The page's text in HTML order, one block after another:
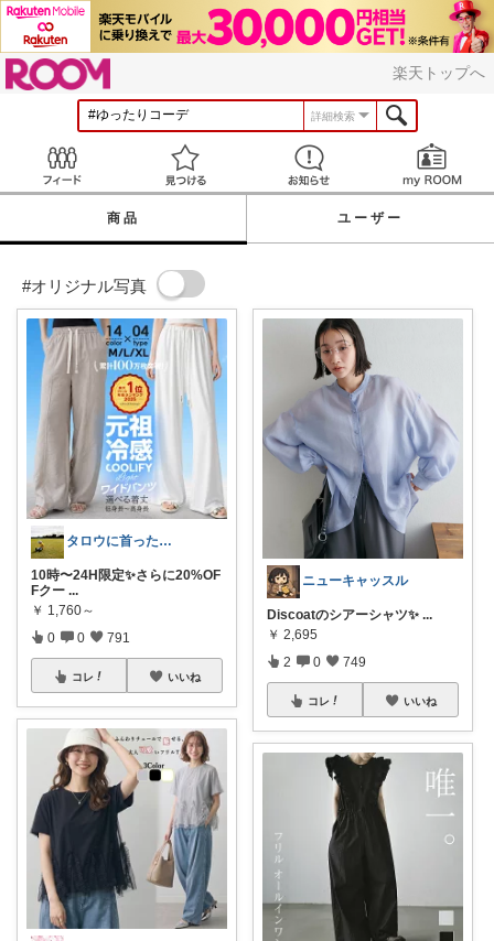
楽天トップへ
詳細検索
見つける お知らせ
商品 ユーザー
#オリジナル写真
タロウに首ったけ🌞朝コレ
10時〜24H限定✨さらに20%OF
Fクー ...
￥ 1,760～
0 0 791
コレ いいね
ニューキャッスル
Discoatのシアーシャツ✨ ...
￥ 2,695
2 0 749
コレ いいね